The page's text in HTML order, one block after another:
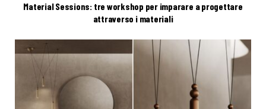
Material Sessions: tre workshop per imparare a progettare
attraverso i materiali